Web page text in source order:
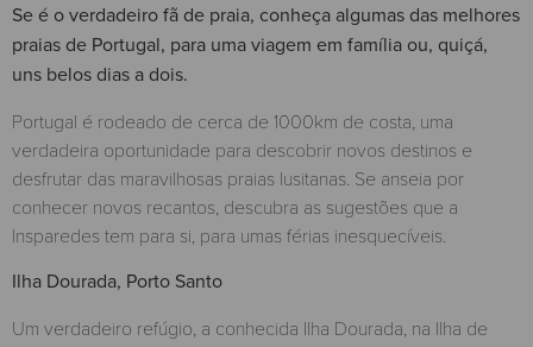
Se é o verdadeiro fã de praia, conheça algumas das melhores
praias de Portugal, para uma viagem em família ou, quiçá,
uns belos dias a dois.
Portugal é rodeado de cerca de 1000km de costa, uma
verdadeira oportunidade para descobrir novos destinos e
desfrutar das maravilhosas praias lusitanas. Se anseia por
conhecer novos recantos, descubra as sugestões que a
Insparedes tem para si, para umas férias inesquecíveis.
Ilha Dourada, Porto Santo
Um verdadeiro refúgio, a conhecida Ilha Dourada, na Ilha de